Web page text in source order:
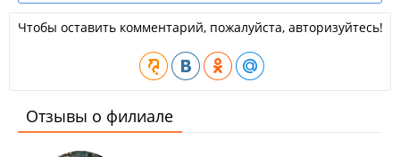
Чтобы оставить комментарий, пожалуйста, авторизуйтесь!
Отзывы о филиале